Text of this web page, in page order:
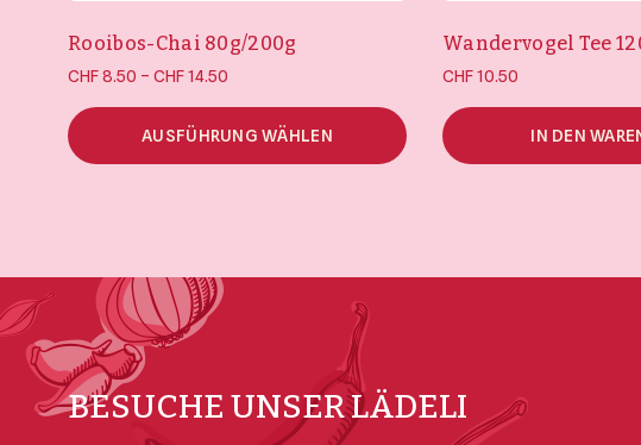
Rooibos-Chai 80g/200g
CHF8.50 – CHF14.50
CHF 14.50
AUSFÜHRUNG WÄHLEN
Wandervogel Tee
CHF10.50
IN DEN
BESUCHE UNSER LÄDELI